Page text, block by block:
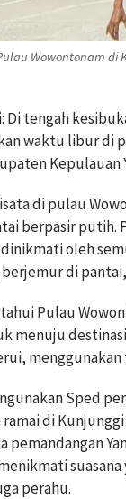
Wowontonam di
Di tengah
waktu libur di
Kepulauan
di pulau
berpasir putih.
oleh
di
Pulau
menuju
Sped
ramai di
pemandangan
perahu.